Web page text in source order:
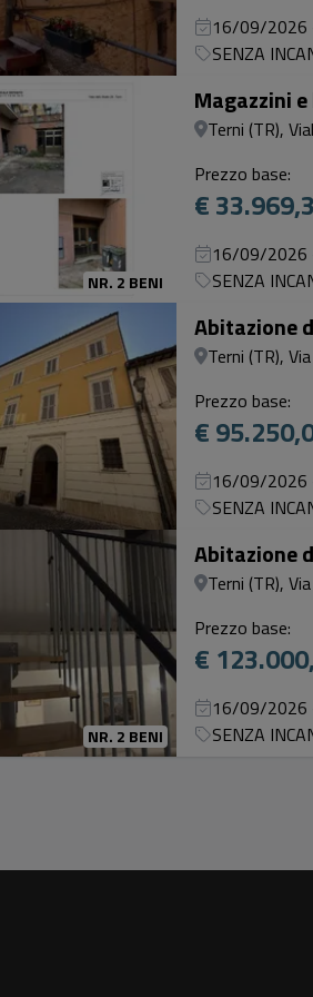
16/09/2026
SENZA
NR. 2 BENI
Magazzini
Terni (TR),
Prezzo base:
€
16/09/2026
SENZA
Abitazione
Terni (TR),
Prezzo base:
€
16/09/2026
SENZA
NR. 2 BENI
Abitazione
Terni (TR),
Prezzo base:
€
16/09/2026
SENZA